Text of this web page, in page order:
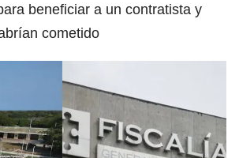
beneficiar a un contratista y
cometido